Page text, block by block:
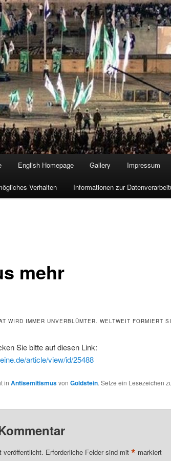
English Homepage Gallery Impressum
Verhalten Informationen zur
mehr
WIRD IMMER UNVERBLÜMTER. WELTWEIT FORMIERT
Sie bitte auf diesen Link:
article/view/id/25488
in Antisemitismusvon Goldstein. Setze ein Lesezeichen
veröffentlicht. Erforderliche Felder sind mit * markiert